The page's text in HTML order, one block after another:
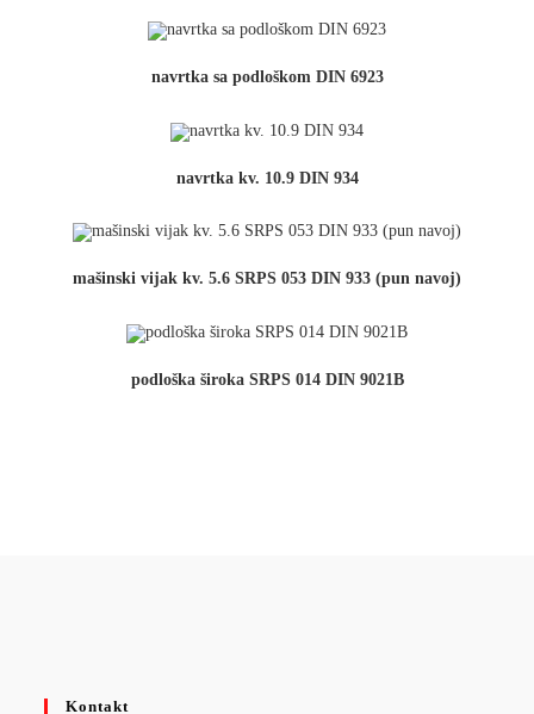
navrtka sa podloškom DIN 6923
navrtka kv. 10.9 DIN 934
mašinski vijak kv. 5.6 SRPS 053 DIN 933 (pun navoj)
podloška široka SRPS 014 DIN 9021B
Kontakt